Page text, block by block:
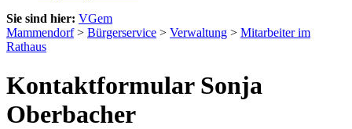
Sie sind hier: VGem
Mammendorf> Bürgerservice > Verwaltung > Mitarbeiter im
Rathaus
Kontaktformular Sonja
Oberbacher